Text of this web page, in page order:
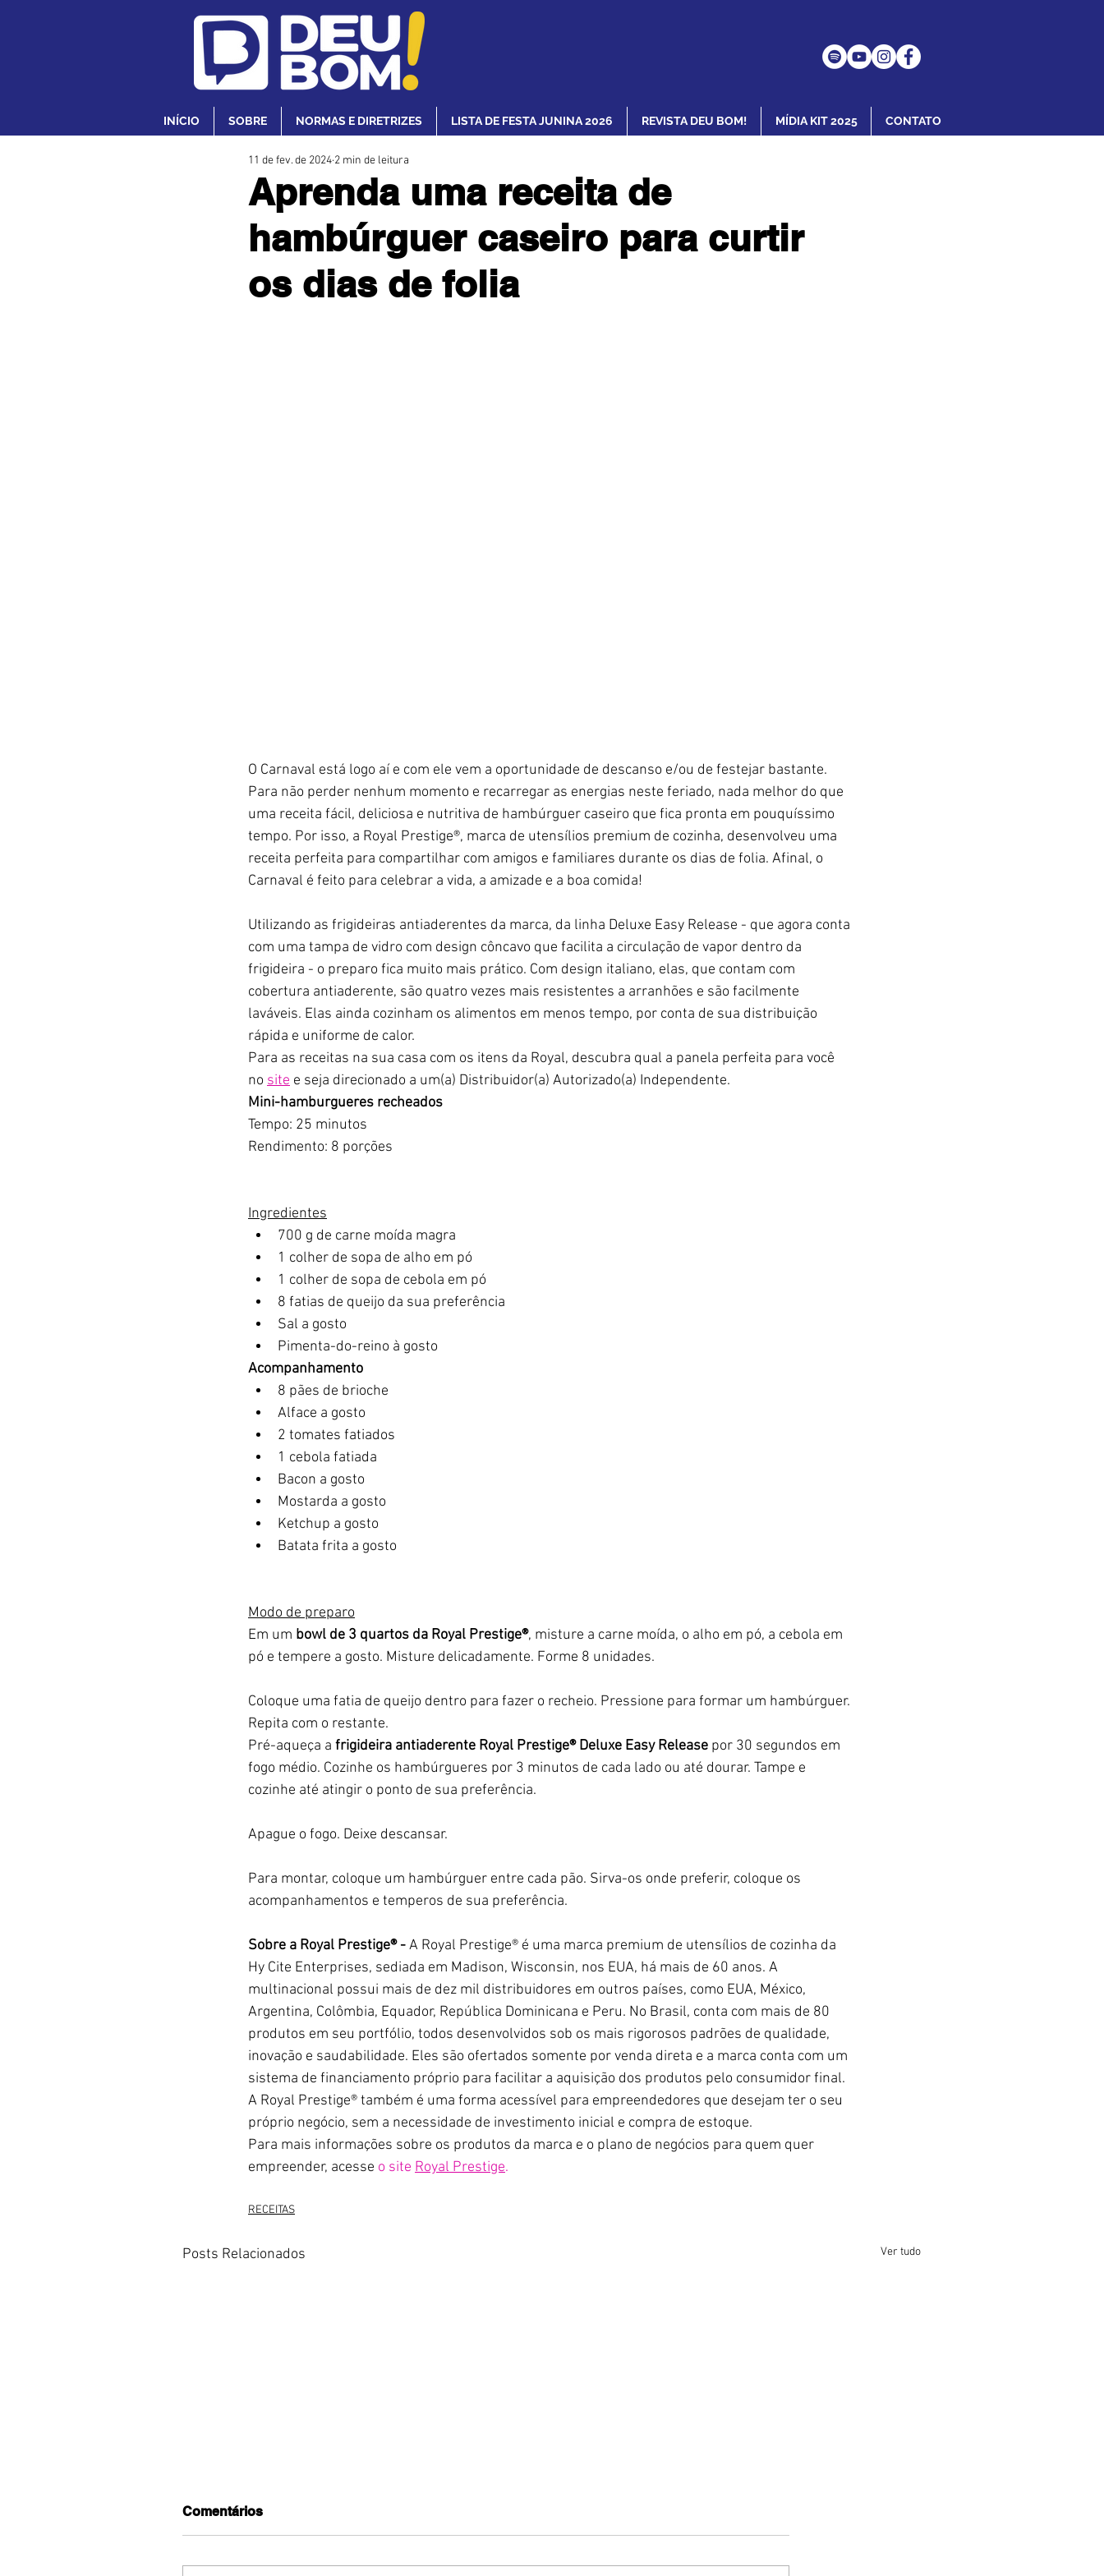
INÍCIO SOBRE NORMAS E DIRETRIZES LISTA DE FESTA JUNINA 2026 REVISTA DEU BOM! MÍDIA KIT 2025 CONTATO
Aprenda uma receita de
hambúrguer caseiro para curtir
os dias de folia
11 de fev. de 2024 2 min de leitura
O Carnaval está logo aí e com ele vem a oportunidade de descanso e/ou de festejar bastante.
Para não perder nenhum momento e recarregar as energias neste feriado, nada melhor do que
uma receita fácil, deliciosa e nutritiva de hambúrguer caseiro que fica pronta em pouquíssimo
tempo. Por isso, a Royal Prestige®, marca de utensílios premium de cozinha, desenvolveu uma
receita perfeita para compartilhar com amigos e familiares durante os dias de folia. Afinal, o
Carnaval é feito para celebrar a vida, a amizade e a boa comida!
Utilizando as frigideiras antiaderentes da marca, da linha Deluxe Easy Release - que agora conta
com uma tampa de vidro com design côncavo que facilita a circulação de vapor dentro da
frigideira - o preparo fica muito mais prático. Com design italiano, elas, que contam com
cobertura antiaderente, são quatro vezes mais resistentes a arranhões e são facilmente
laváveis. Elas ainda cozinham os alimentos em menos tempo, por conta de sua distribuição
rápida e uniforme de calor.
Para as receitas na sua casa com os itens da Royal, descubra qual a panela perfeita para você
no site e seja direcionado a um(a) Distribuidor(a) Autorizado(a) Independente.
Mini-hamburgueres recheados
Tempo: 25 minutos
Rendimento: 8 porções
Ingredientes
700 g de carne moída magra
1 colher de sopa de alho em pó
1 colher de sopa de cebola em pó
8 fatias de queijo da sua preferência
Sal a gosto
Pimenta-do-reino à gosto
Acompanhamento
8 pães de brioche
Alface a gosto
2 tomates fatiados
1 cebola fatiada
Bacon a gosto
Mostarda a gosto
Ketchup a gosto
Batata frita a gosto
Modo de preparo
Em um bowl de 3 quartos da Royal Prestige®, misture a carne moída, o alho em pó, a cebola em
pó e tempere a gosto. Misture delicadamente. Forme 8 unidades.
Coloque uma fatia de queijo dentro para fazer o recheio. Pressione para formar um hambúrguer.
Repita com o restante.
Pré-aqueça a frigideira antiaderente Royal Prestige® Deluxe Easy Release por 30 segundos em
fogo médio. Cozinhe os hambúrgueres por 3 minutos de cada lado ou até dourar. Tampe e
cozinhe até atingir o ponto de sua preferência.
Apague o fogo. Deixe descansar.
Para montar, coloque um hambúrguer entre cada pão. Sirva-os onde preferir, coloque os
acompanhamentos e temperos de sua preferência.
Sobre a Royal Prestige® - A Royal Prestige® é uma marca premium de utensílios de cozinha da
Hy Cite Enterprises, sediada em Madison, Wisconsin, nos EUA, há mais de 60 anos. A
multinacional possui mais de dez mil distribuidores em outros países, como EUA, México,
Argentina, Colômbia, Equador, República Dominicana e Peru. No Brasil, conta com mais de 80
produtos em seu portfólio, todos desenvolvidos sob os mais rigorosos padrões de qualidade,
inovação e saudabilidade. Eles são ofertados somente por venda direta e a marca conta com um
sistema de financiamento próprio para facilitar a aquisição dos produtos pelo consumidor final.
A Royal Prestige® também é uma forma acessível para empreendedores que desejam ter o seu
próprio negócio, sem a necessidade de investimento inicial e compra de estoque.
Para mais informações sobre os produtos da marca e o plano de negócios para quem quer
empreender, acesse o site Royal Prestige.
RECEITAS
Posts Relacionados Ver tudo
Comentários